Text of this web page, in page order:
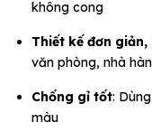
không cong
Thiết kế đơn giản,
văn phòng, nhà
Chống gỉ tốt:
màu